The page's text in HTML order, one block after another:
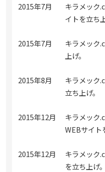
2015年7月
キラメック
イトを立ち
2015年7月
キラメック
上げ。
2015年8月
キラメック
立ち上げ。
2015年12月
キラメック
WEBサイト
2015年12月
キラメック
を立ち上げ。